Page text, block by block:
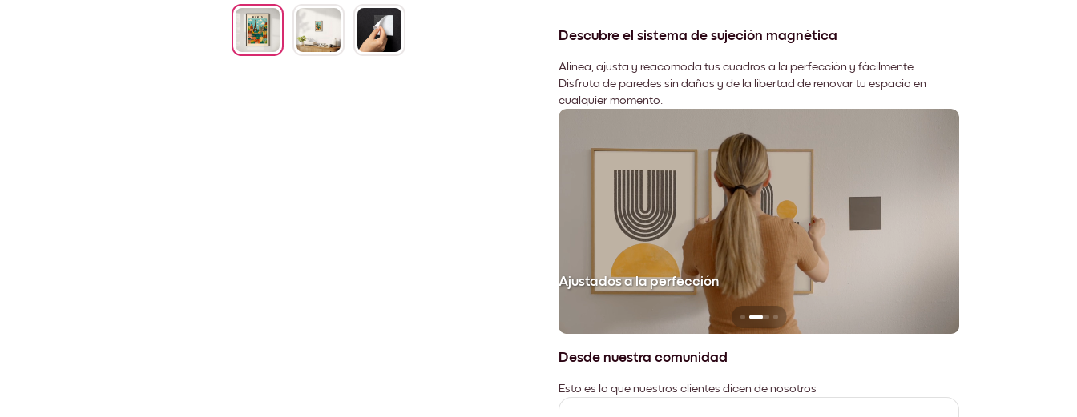
Descubre el sistema de sujeción magnética
Alinea, ajusta y reacomoda tus cuadros a la perfección y fácilmente.
Disfruta de paredes sin daños y de la libertad de renovar tu espacio en
cualquier momento.
Ajustados a la perfección
Desde nuestra comunidad
Esto es lo que nuestros clientes dicen de nosotros